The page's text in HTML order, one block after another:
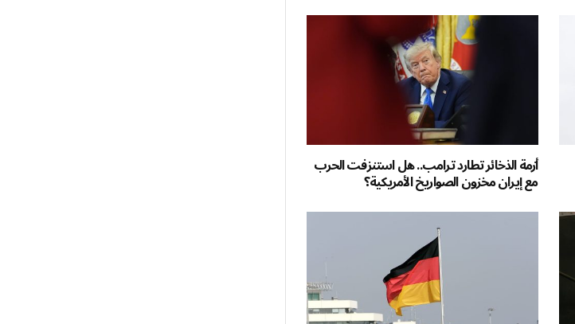
أزمة الذخائر تطارد ترامب.. هل استنزفت الحرب
مع إيران مخزون الصواريخ الأمريكية؟